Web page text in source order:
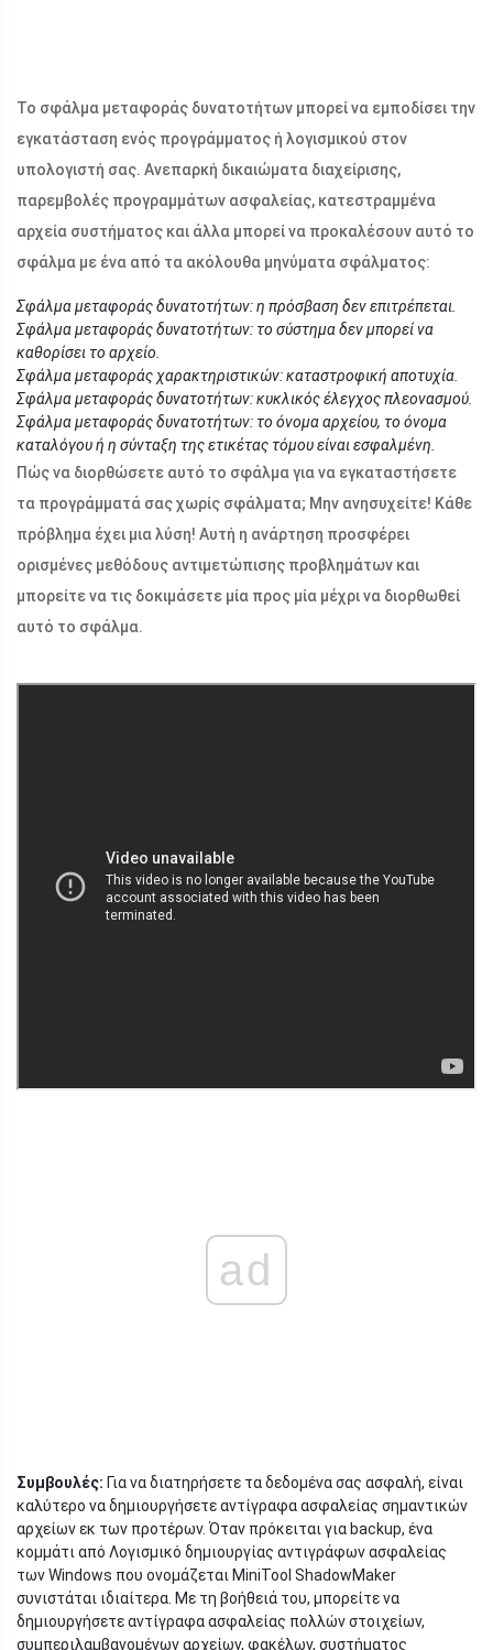
Το σφάλμα μεταφοράς δυνατοτήτων μπορεί να εμποδίσει την
εγκατάσταση ενός προγράμματος ή λογισμικού στον
υπολογιστή σας. Ανεπαρκή δικαιώματα διαχείρισης,
παρεμβολές προγραμμάτων ασφαλείας, κατεστραμμένα
αρχεία συστήματος και άλλα μπορεί να προκαλέσουν αυτό το
σφάλμα με ένα από τα ακόλουθα μηνύματα σφάλματος:
Σφάλμα μεταφοράς δυνατοτήτων: η πρόσβαση δεν επιτρέπεται.
Σφάλμα μεταφοράς δυνατοτήτων: το σύστημα δεν μπορεί να
καθορίσει το αρχείο.
Σφάλμα μεταφοράς χαρακτηριστικών: καταστροφική αποτυχία.
Σφάλμα μεταφοράς δυνατοτήτων: κυκλικός έλεγχος πλεονασμού.
Σφάλμα μεταφοράς δυνατοτήτων: το όνομα αρχείου, το όνομα
καταλόγου ή η σύνταξη της ετικέτας τόμου είναι εσφαλμένη.
Πώς να διορθώσετε αυτό το σφάλμα για να εγκαταστήσετε
τα προγράμματά σας χωρίς σφάλματα; Μην ανησυχείτε! Κάθε
πρόβλημα έχει μια λύση! Αυτή η ανάρτηση προσφέρει
ορισμένες μεθόδους αντιμετώπισης προβλημάτων και
μπορείτε να τις δοκιμάσετε μία προς μία μέχρι να διορθωθεί
αυτό το σφάλμα.
ad
Συμβουλές: Για να διατηρήσετε τα δεδομένα σας ασφαλή, είναι
καλύτερο να δημιουργήσετε αντίγραφα ασφαλείας σημαντικών
αρχείων εκ των προτέρων. Όταν πρόκειται για backup, ένα
κομμάτι από Λογισμικό δημιουργίας αντιγράφων ασφαλείας
των Windows που ονομάζεται MiniTool ShadowMaker
συνιστάται ιδιαίτερα. Με τη βοήθειά του, μπορείτε να
δημιουργήσετε αντίγραφα ασφαλείας πολλών στοιχείων,
συμπεριλαμβανομένων αρχείων, φακέλων, συστήματος